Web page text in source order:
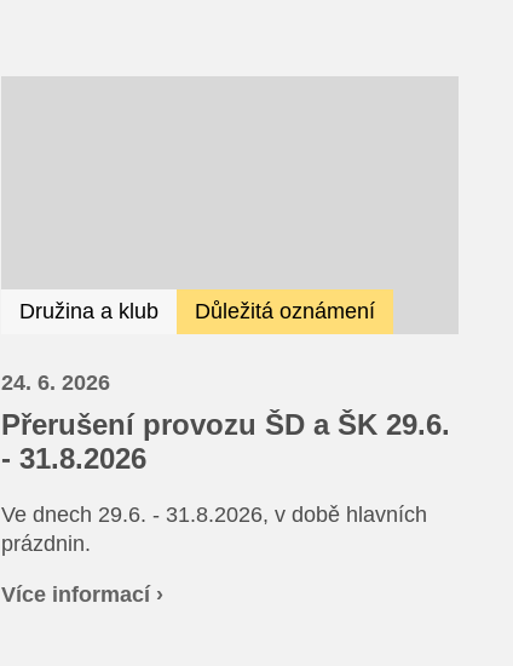
Družina a klub Důležitá oznámení
24. 6. 2026
Přerušení provozu ŠD a ŠK 29.6.
- 31.8.2026
Ve dnech 29.6. - 31.8.2026, v době hlavních
prázdnin.
Více informací ›